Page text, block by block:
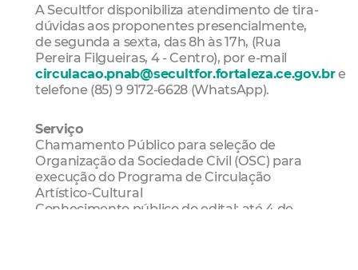
A Secultfor disponibiliza atendimento de tira-
dúvidas aos proponentes presencialmente,
de segunda a sexta, das 8h às 17h, (Rua
Pereira Filgueiras, 4 - Centro), por e-mail
circulacao.pnab@secultfor.fortaleza.ce.gov.bre
telefone (85) 9 9172-6628 (WhatsApp).
Serviço
Chamamento Público para seleção de
Organização da Sociedade Civil (OSC) para
execução do Programa de Circulação
Artístico-Cultural
Conhecimento público do edital: até 4 de